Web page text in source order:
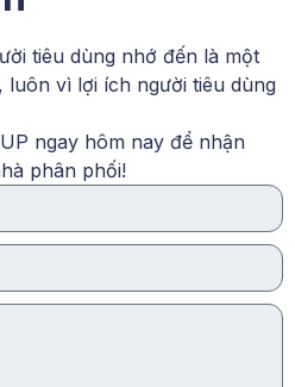
tiêu dùng nhớ đến là một
vì lợi ích người tiêu dùng
ngay hôm nay để nhận
phân phối!